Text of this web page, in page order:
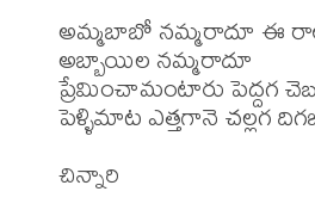
అమ్మబాబో నమ్మరాదూ ఈ
అబ్బాయిల నమ్మరాదూ
ప్రేమించామంటారు పెద్దగ
పెళ్ళిమాట ఎత్తగానె చల్లగ
చిన్నారి